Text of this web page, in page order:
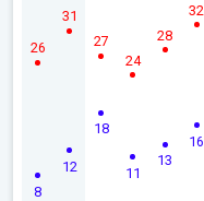
8
26
12
31
18
27
11
24
13
28
16
32